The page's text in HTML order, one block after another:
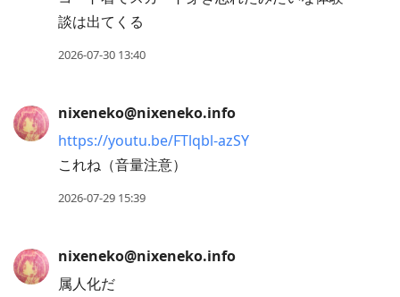
談は出てくる
2026-07-30 13:40
nixeneko@nixeneko.info
https://youtu.be/FTlqbl-azSY
これね（音量注意）
2026-07-29 15:39
nixeneko@nixeneko.info
属人化だ